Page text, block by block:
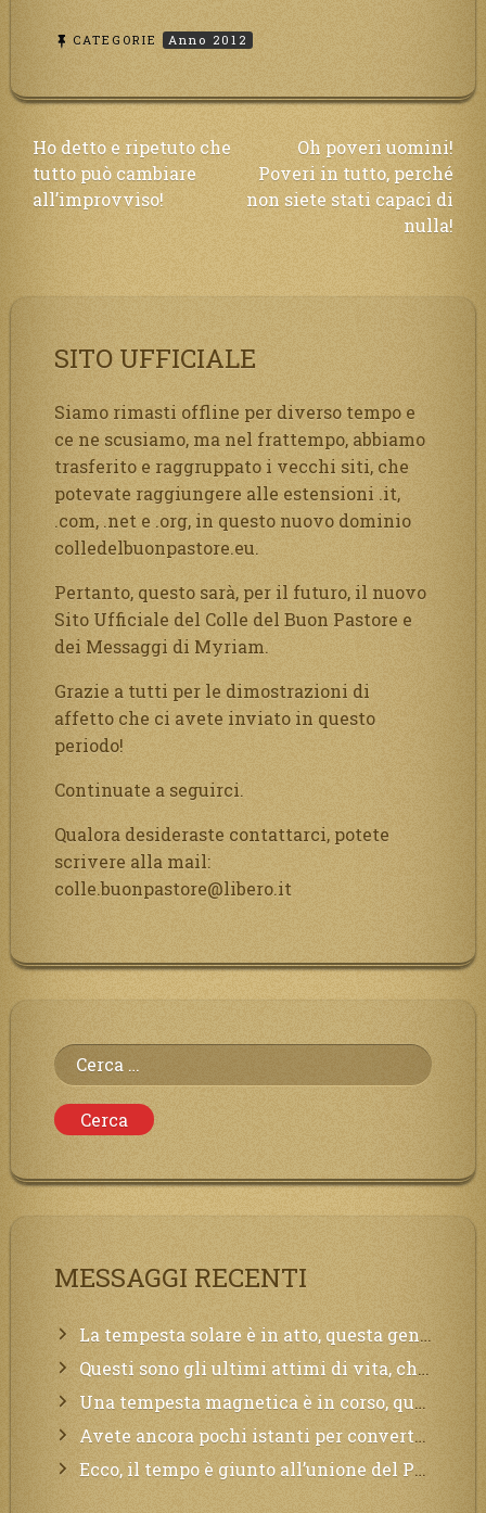
CATEGORIE Anno 2012
Navigazione
articoli
Ho detto e ripetuto che
tutto può cambiare
all’improvviso!
Oh poveri uomini!
Poveri in tutto, perché
non siete stati capaci di
nulla!
SITO UFFICIALE
Siamo rimasti offline per diverso tempo e
ce ne scusiamo, ma nel frattempo, abbiamo
trasferito e raggruppato i vecchi siti, che
potevate raggiungere alle estensioni .it,
.com, .net e .org, in questo nuovo dominio
colledelbuonpastore.eu.
Pertanto, questo sarà, per il futuro, il nuovo
Sito Ufficiale del Colle del Buon Pastore e
dei Messaggi di Myriam.
Grazie a tutti per le dimostrazioni di
affetto che ci avete inviato in questo
periodo!
Continuate a seguirci.
Qualora desideraste contattarci, potete
scrivere alla mail:
colle.buonpastore@libero.it
Ricerca
per:
MESSAGGI RECENTI
La tempesta solare è in atto, questa generazione soffrirà molto, la Terra arderà, l’acqua sarà contaminata, il cibo non sarà più nelle vostre mense.
Questi sono gli ultimi attimi di vita, chi si vuole salvare Mi chiami in suo aiuto.
Una tempesta magnetica è in corso, questa generazione patirà. Il black out non tarderà ad arrivare e tutta la Terra sarà oscurata.
Avete ancora pochi istanti per convertirvi, non perdete tempo, la sciagura arriverà all’improvviso e per chi non si sarà preparato saranno dolori.
Ecco, il tempo è giunto all’unione del Padre con il figlio, non avete che da attendere pochissimo.